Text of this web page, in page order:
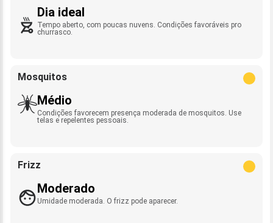
Dia ideal
Tempo aberto, com poucas nuvens. Condições favoráveis pro
churrasco.
Mosquitos
Médio
Condições favorecem presença moderada de mosquitos. Use
telas e repelentes pessoais.
Frizz
Moderado
Umidade moderada. O frizz pode aparecer.